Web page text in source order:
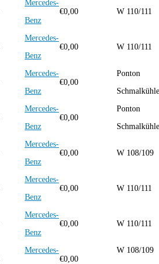
Mercedes-
Benz
€0,00 W 110/111
Mercedes-
Benz
€0,00 W 110/111
Mercedes-
Benz
€0,00
Ponton
Mercedes-
Benz
€0,00
Ponton
Mercedes-
Benz
€0,00 W 108/109
Mercedes-
Benz
€0,00 W 110/111
Mercedes-
Benz
€0,00 W 110/111
Mercedes-
€0,00
W 108/109